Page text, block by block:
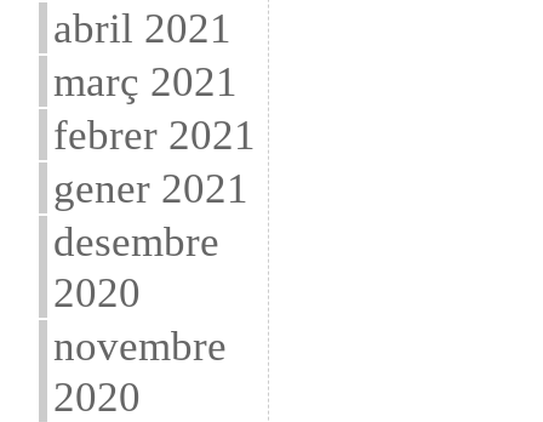
abril 2021
març 2021
febrer 2021
gener 2021
desembre
2020
novembre
2020